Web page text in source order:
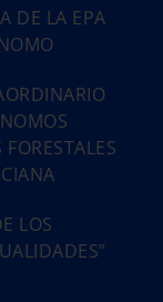
DE LA EPA
LOS